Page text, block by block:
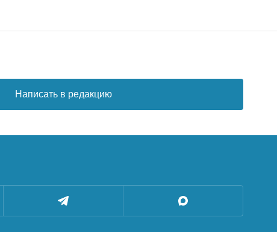
Написать в редакцию